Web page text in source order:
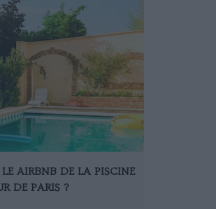
AIRBNB DE LA PISCINE
DE PARIS ?